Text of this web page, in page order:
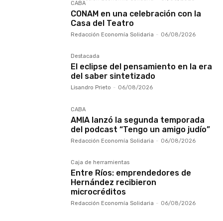
CABA
CONAM en una celebración con la
Casa del Teatro
Redacción Economía Solidaria - 06/08/2026
Destacada
El eclipse del pensamiento en la era
del saber sintetizado
Lisandro Prieto - 06/08/2026
CABA
AMIA lanzó la segunda temporada
del podcast “Tengo un amigo judío”
Redacción Economía Solidaria - 06/08/2026
Caja de herramientas
Entre Ríos: emprendedores de
Hernández recibieron
microcréditos
Redacción Economía Solidaria - 06/08/2026